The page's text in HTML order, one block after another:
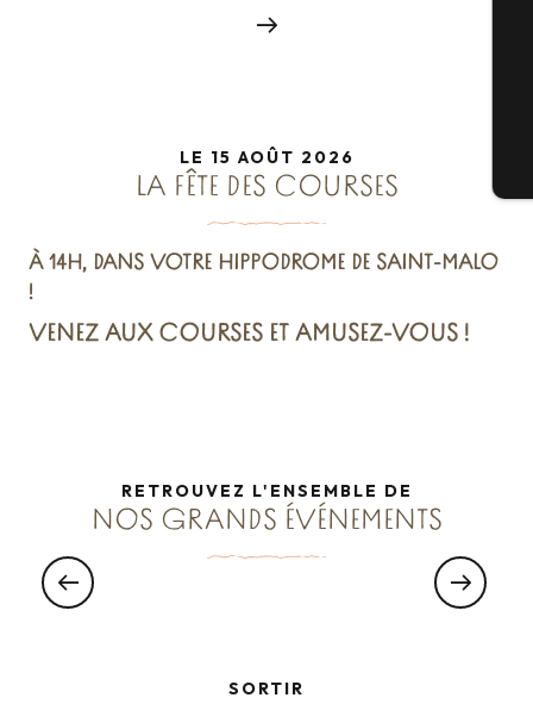
LE 15 AOÛT 2026
LA FÊTE DES COURSES
À 14H, DANS VOTRE HIPPODROME DE SAINT-MALO
!
VENEZ AUX COURSES ET AMUSEZ-VOUS !
RETROUVEZ L'ENSEMBLE DE
NOS GRANDS ÉVÉNEMENTS
SORTIR